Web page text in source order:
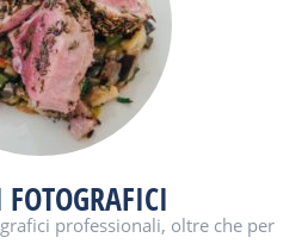
professionali, oltre che per